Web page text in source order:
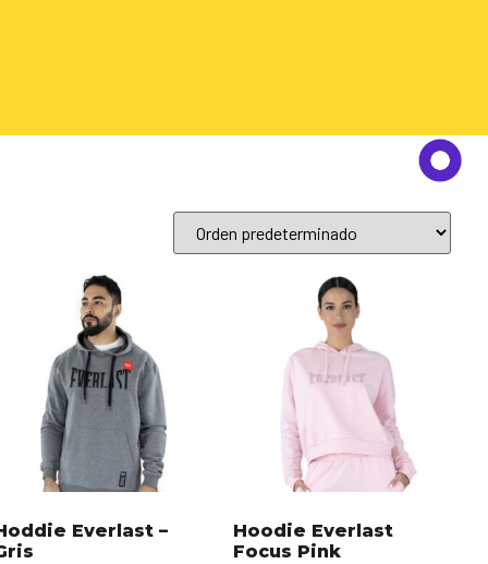
Everlast –
Hoodie Everlast
Focus Pink